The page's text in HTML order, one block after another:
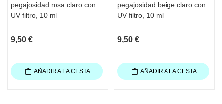
pegajosidad rosa claro con
UV filtro, 10 ml
9,50 €
AÑADIR A LA CESTA
pegajosidad beige claro con
UV filtro, 10 ml
9,50 €
AÑADIR A LA CESTA